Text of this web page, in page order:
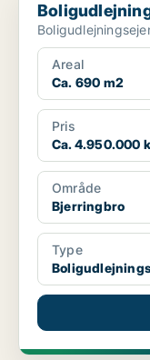
Areal
Ca. 690 m2
Pris
Ca. 4.950.000
Område
Bjerringbro
Type